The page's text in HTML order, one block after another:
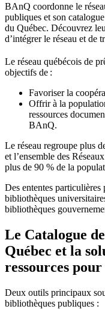
BAnQ coordonne le
publiques et son
du Québec. Découvrez
d’intégrer le réseau et de
Le réseau québécois de
objectifs de :
Favoriser la
Offrir à la
ressources
BAnQ.
Le réseau regroupe plus
et l’ensemble des Ré
plus de 90 % de la
Des ententes particulières
bibliothèques
bibliothèques
Le Catalogue
Québec et la
ressources
Deux outils principaux
bibliothèques publiques :